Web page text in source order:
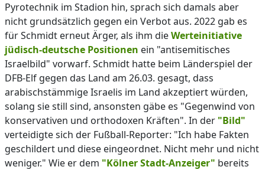
Pyrotechnik im Stadion hin, sprach sich damals aber
nicht grundsätzlich gegen ein Verbot aus. 2022 gab es
für Schmidt erneut Ärger, als ihm dieWerteinitiative
jüdisch-deutsche Positionen ein "antisemitisches
Israelbild" vorwarf. Schmidt hatte beim Länderspiel der
DFB-Elf gegen das Land am 26.03. gesagt, dass
arabischstämmige Israelis im Land akzeptiert würden,
solang sie still sind, ansonsten gäbe es "Gegenwind von
konservativen und orthodoxen Kräften". In der "Bild"
verteidigte sich der Fußball-Reporter: "Ich habe Fakten
geschildert und diese eingeordnet. Nicht mehr und nicht
weniger." Wie er dem "Kölner Stadt-Anzeiger" bereits